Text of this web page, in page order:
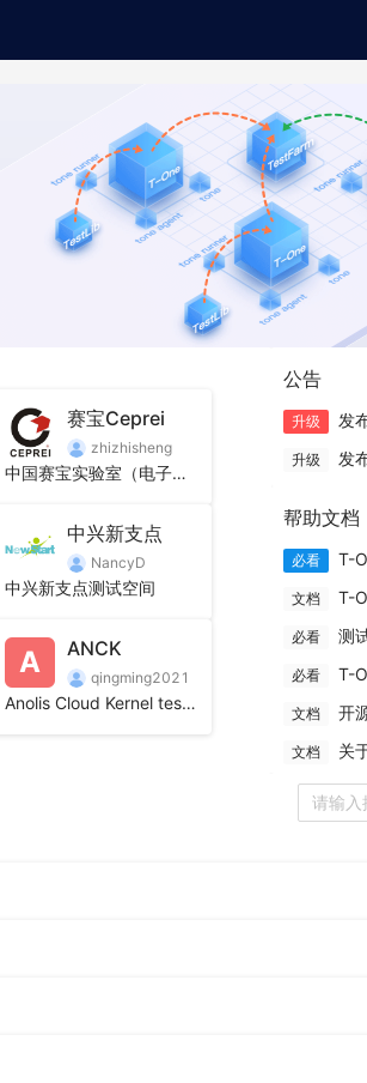
全周期质量流程支撑能力
OpenAPI接口服务，与
快速搭建CI/CD流程
自定义测试计划，自定
赛宝Ceprei
zhizhisheng
中国赛宝实验室（电子五所）Ceprei
中兴新支点
NancyD
中兴新支点测试空间
A ANCK
qingming2021
Anolis Cloud Kernel test workspace
公告
升级 发
升级 发
帮助文档
必看 T-
文档 T-
必看 测
必看 T-
文档 开
文档 关